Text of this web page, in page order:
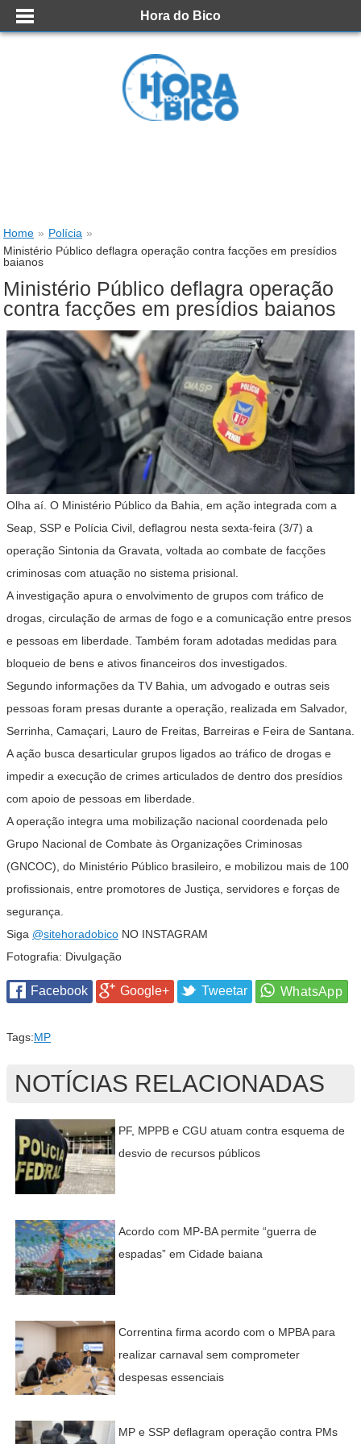
Hora do Bico
Home » Polícia »
Ministério Público deflagra operação contra facções em presídios
baianos
Ministério Público deflagra operação
contra facções em presídios baianos
Olha aí. O Ministério Público da Bahia, em ação integrada com a
Seap, SSP e Polícia Civil, deflagrou nesta sexta-feira (3/7) a
operação Sintonia da Gravata, voltada ao combate de facções
criminosas com atuação no sistema prisional.
A investigação apura o envolvimento de grupos com tráfico de
drogas, circulação de armas de fogo e a comunicação entre presos
e pessoas em liberdade. Também foram adotadas medidas para
bloqueio de bens e ativos financeiros dos investigados.
Segundo informações da TV Bahia, um advogado e outras seis
pessoas foram presas durante a operação, realizada em Salvador,
Serrinha, Camaçari, Lauro de Freitas, Barreiras e Feira de Santana.
A ação busca desarticular grupos ligados ao tráfico de drogas e
impedir a execução de crimes articulados de dentro dos presídios
com apoio de pessoas em liberdade.
A operação integra uma mobilização nacional coordenada pelo
Grupo Nacional de Combate às Organizações Criminosas
(GNCOC), do Ministério Público brasileiro, e mobilizou mais de 100
profissionais, entre promotores de Justiça, servidores e forças de
segurança.
Siga @sitehoradobico NO INSTAGRAM
Fotografia: Divulgação
Facebook Google+ Tweetar
Tags:MP
NOTÍCIAS RELACIONADAS
PF, MPPB e CGU atuam contra esquema de
desvio de recursos públicos
Acordo com MP-BA permite “guerra de
espadas” em Cidade baiana
Correntina firma acordo com o MPBA para
realizar carnaval sem comprometer
despesas essenciais
MP e SSP deflagram operação contra PMs